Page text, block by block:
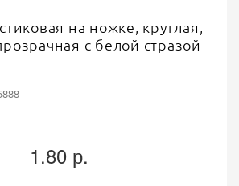
на ножке, круглая,
с белой стразой
1.80 р.